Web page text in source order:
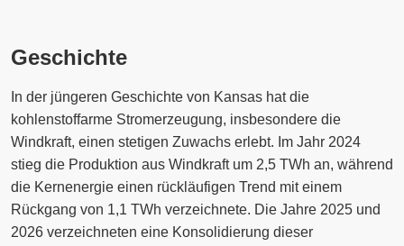
Geschichte
In der jüngeren Geschichte von Kansas hat die
kohlenstoffarme Stromerzeugung, insbesondere die
Windkraft, einen stetigen Zuwachs erlebt. Im Jahr 2024
stieg die Produktion aus Windkraft um 2,5 TWh an, während
die Kernenergie einen rückläufigen Trend mit einem
Rückgang von 1,1 TWh verzeichnete. Die Jahre 2025 und
2026 verzeichneten eine Konsolidierung dieser